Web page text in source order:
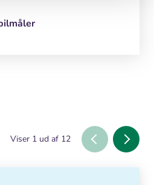
Viser 1 ud af 12